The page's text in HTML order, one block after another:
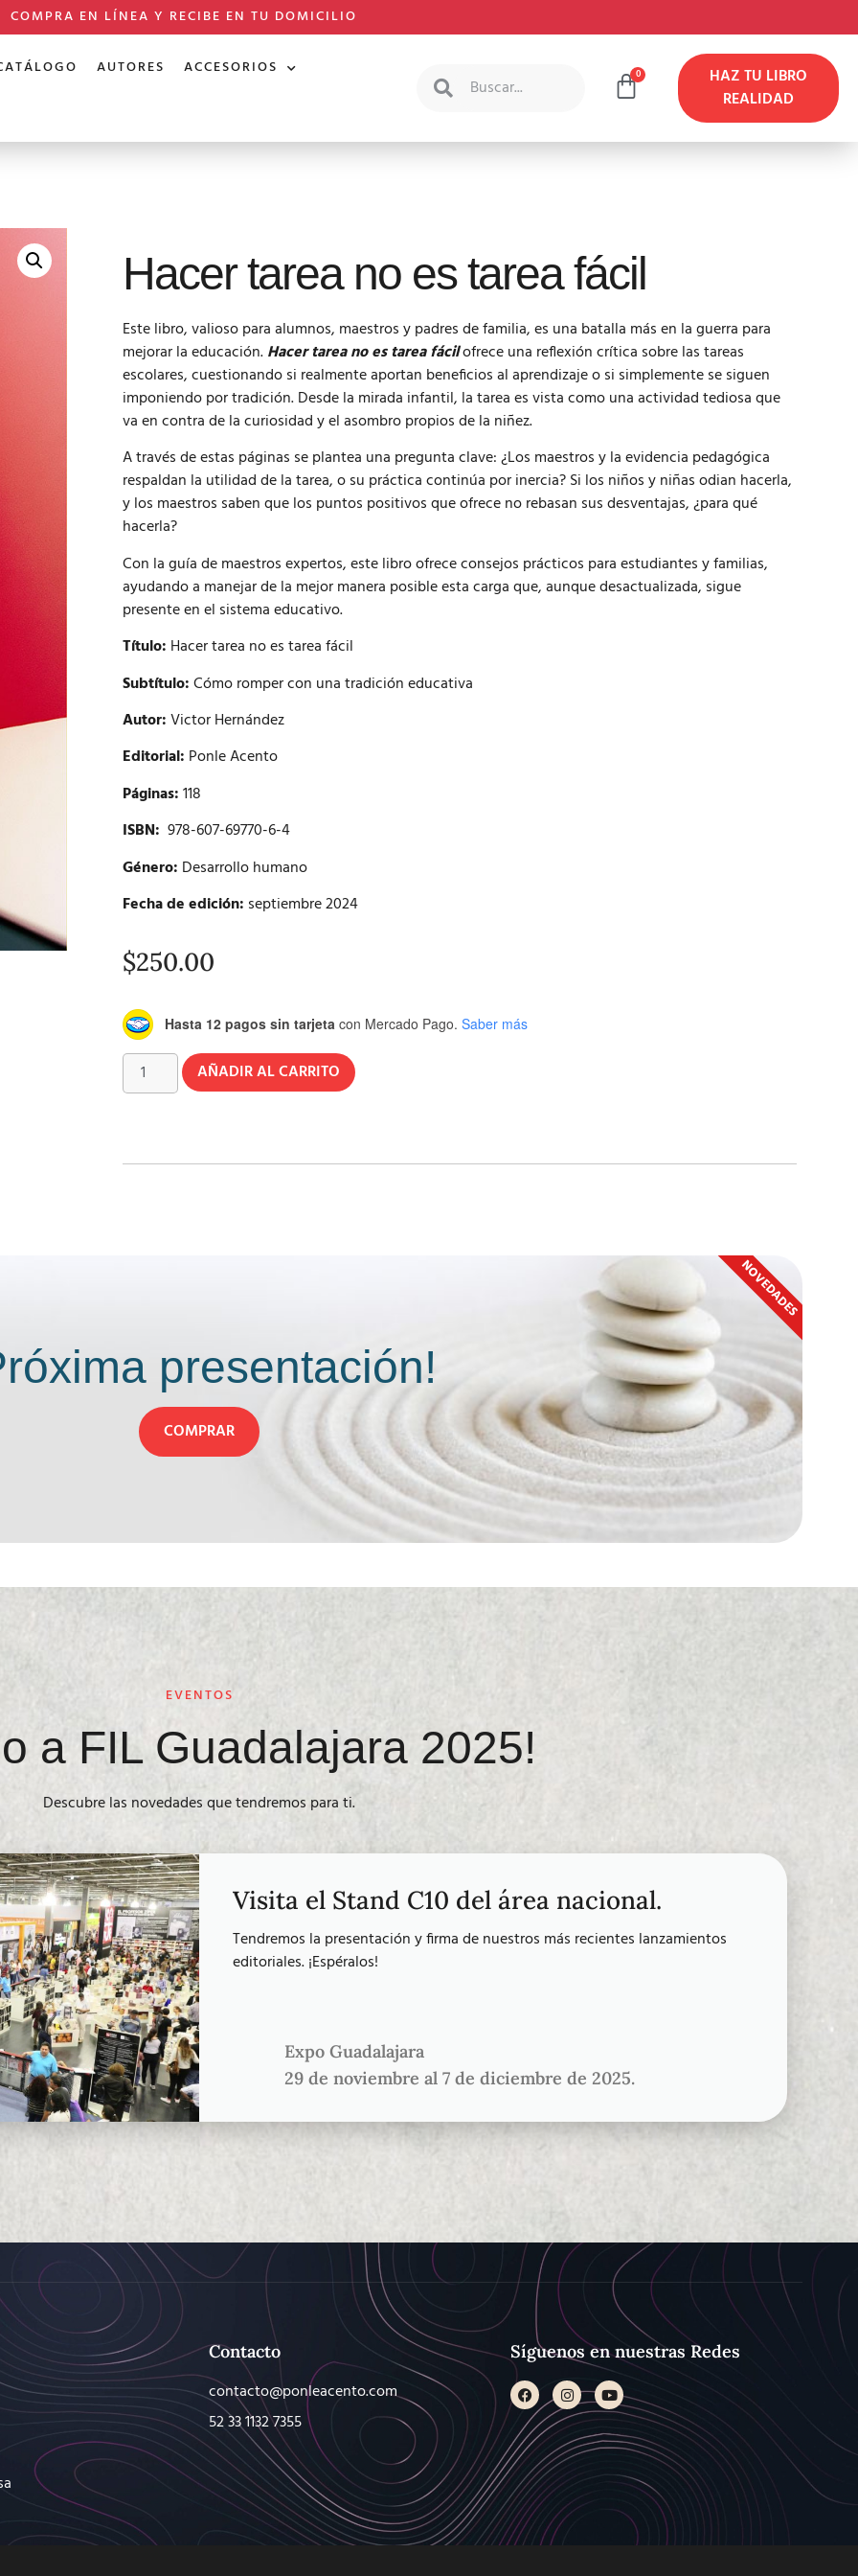
COMPRA EN LÍNEA Y RECIBE EN TU DOMICILIO
AUTORES ACCESORIOS 0
HAZ TU LIBRO
REALIDAD
Hacer tarea no es tarea fácil
Este libro, valioso para alumnos, maestros y padres de familia, es una batalla más en la guerra para
mejorar la educación.Hacer tarea no es tarea fácilofrece una reflexión crítica sobre las tareas
escolares, cuestionando si realmente aportan beneficios al aprendizaje o si simplemente se siguen
imponiendo por tradición. Desde la mirada infantil, la tarea es vista como una actividad tediosa que
va en contra de la curiosidad y el asombro propios de la niñez.
A través de estas páginas se plantea una pregunta clave: ¿Los maestros y la evidencia pedagógica
respaldan la utilidad de la tarea, o su práctica continúa por inercia? Si los niños y niñas odian hacerla,
y los maestros saben que los puntos positivos que ofrece no rebasan sus desventajas, ¿para qué
hacerla?
Con la guía de maestros expertos, este libro ofrece consejos prácticos para estudiantes y familias,
ayudando a manejar de la mejor manera posible esta carga que, aunque desactualizada, sigue
presente en el sistema educativo.
Título: Hacer tarea no es tarea fácil
Subtítulo:Cómo romper con una tradición educativa
Autor:Victor Hernández
Editorial: Ponle Acento
Páginas:118
ISBN: 978-607-69770-6-4
Género: Desarrollo humano
Fecha de edición: septiembre 2024
$250.00
Hasta 12 pagos sin tarjeta con Mercado Pago. Saber más
AÑADIR AL CARRITO
presentación!
COMPRAR
NOVEDADES
EVENTOS
a FIL Guadalajara 2025!
Descubre las novedades que tendremos para ti.
Visita el Stand C10 del área nacional.
Tendremos la presentación y firma de nuestros más recientes lanzamientos
editoriales. ¡Espéralos!
Expo Guadalajara
29 de noviembre al 7 de diciembre de 2025.
Contacto
contacto@ponleacento.com
52 33 1132 7355
Síguenos en nuestras Redes